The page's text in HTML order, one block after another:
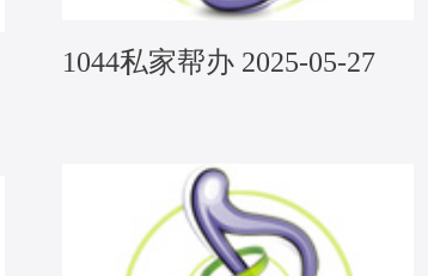
1044私家帮办 2025-05-27